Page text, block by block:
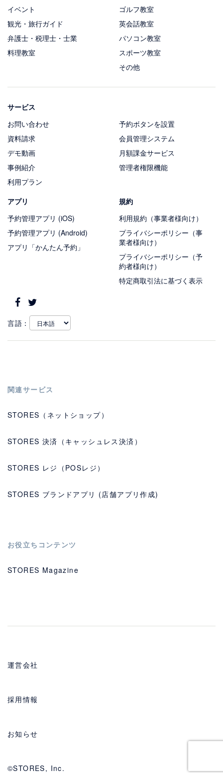
イベント
観光・旅行ガイド
弁護士・税理士・士業
料理教室
ゴルフ教室
英会話教室
パソコン教室
スポーツ教室
その他
サービス
お問い合わせ
資料請求
デモ動画
事例紹介
利用プラン
予約ボタンを設置
会員管理システム
月額課金サービス
管理者権限機能
アプリ
予約管理アプリ (iOS)
予約管理アプリ (Android)
アプリ「かんたん予約」
規約
利用規約（事業者様向け）
プライバシーポリシー（事
業者様向け）
プライバシーポリシー（予
約者様向け）
特定商取引法に基づく表示
言語：
関連サービス
STORES（ネットショップ）
STORES 決済（キャッシュレス決済）
STORES レジ（POSレジ）
STORES ブランドアプリ (店舗アプリ作成)
お役立ちコンテンツ
STORES Magazine
運営会社
採用情報
お知らせ
©STORES, Inc.